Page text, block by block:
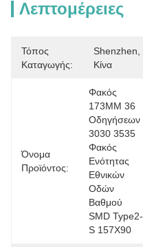
Λεπτομέρειες
Τόπος
Καταγωγής:
Shenzhen,
Κίνα
Όνομα
Προϊόντος:
Φακός
173MM 36
Οδηγήσεων
3030 3535
Φακός
Ενότητας
Εθνικών
Οδών
Βαθμού
SMD Type2-
S 157X90